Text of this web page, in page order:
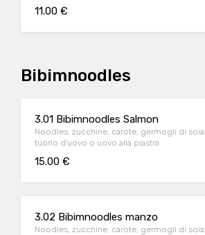
11.00 €
Bibimnoodles
3.01 Bibimnoodles Salmon
Noodles, zucchine, carote, germogli di
tuorlo d'uovo o uovo alla piastra
15.00 €
3.02 Bibimnoodles manzo
Noodles, zucchine, carote, germogli di